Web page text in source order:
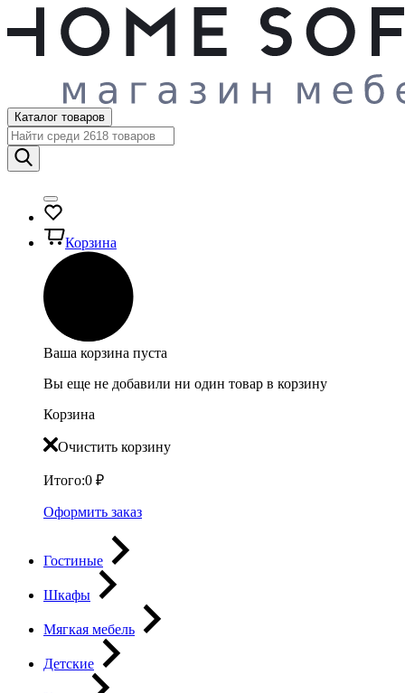
Каталог товаров
Корзина
Ваша корзина пуста
Вы еще не добавили ни один товар в корзину
Корзина
Очистить корзину
Итого:0 ₽
Оформить заказ
Гостиные
Шкафы
Мягкая мебель
Детские